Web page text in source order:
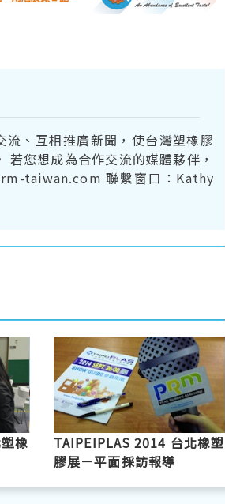
、互相推廣新聞，使台灣塑橡膠
您想成為合作交流的媒體夥伴，
taiwan.com 聯繫窗口：Kathy
橡
TAIPEIPLAS 2014 台北橡塑
膠展－平面採訪報導